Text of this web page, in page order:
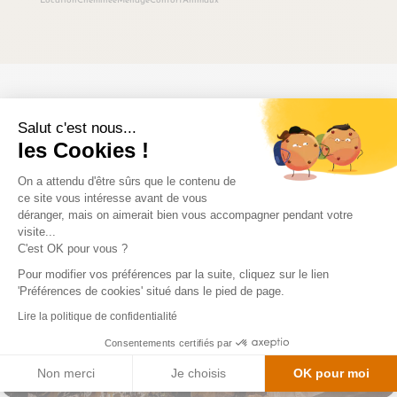
Salut c'est nous...
les Cookies !
On a attendu d'être sûrs que le contenu de
ce site vous intéresse avant de vous
déranger, mais on aimerait bien vous accompagner pendant votre
visite...
C'est OK pour vous ?
Pour modifier vos préférences par la suite, cliquez sur le lien
'Préférences de cookies' situé dans le pied de page.
Lire la politique de confidentialité
Consentements certifiés par
Non merci Je choisis
OK pour moi
Activités autour du
castel de la peyre
Grotte de dargilan